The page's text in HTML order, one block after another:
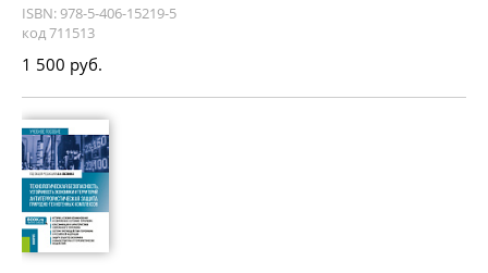
ISBN: 978-5-406-15219-5
код 711513
1 500 руб.